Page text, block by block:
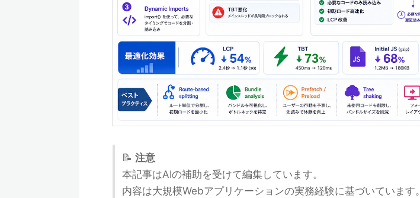
📝 注意
本記事はAIの補助を受けて編集しています。
内容は大規模Webアプリケーションの実務経験に基づいています。